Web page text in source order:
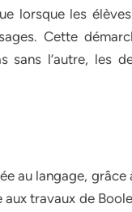
lorsque les
Cette
sans l’autre, les
au langage,
travaux de